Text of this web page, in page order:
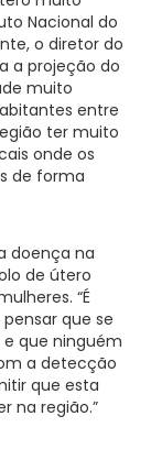
Nacional do
o diretor do
a projeção do
muito
entre
ter muito
onde os
de forma
doença na
de útero
“É
que se
que ninguém
a detecção
que esta
na região.”